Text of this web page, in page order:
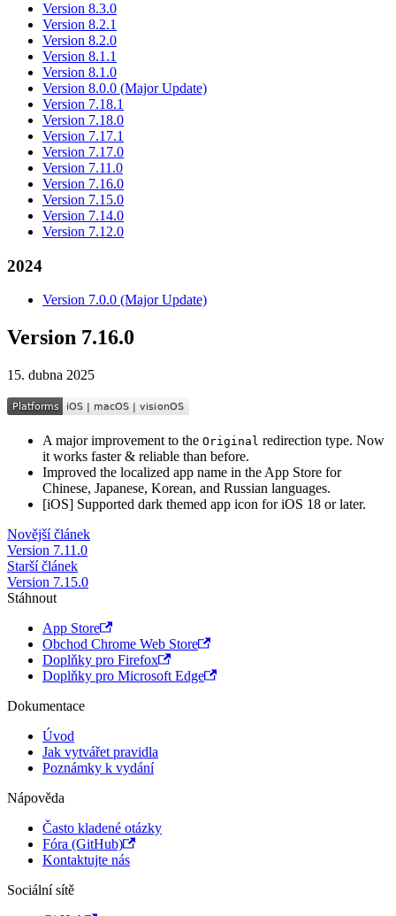
Version 8.3.0
Version 8.2.1
Version 8.2.0
Version 8.1.1
Version 8.1.0
Version 8.0.0 (Major Update)
Version 7.18.1
Version 7.18.0
Version 7.17.1
Version 7.17.0
Version 7.11.0
Version 7.16.0
Version 7.15.0
Version 7.14.0
Version 7.12.0
2024
Version 7.0.0 (Major Update)
Version 7.16.0
15. dubna 2025
A major improvement to the Original redirection type. Now
it works faster & reliable than before.
Improved the localized app name in the App Store for
Chinese, Japanese, Korean, and Russian languages.
[iOS] Supported dark themed app icon for iOS 18 or later.
Novější článek
Version 7.11.0
Starší článek
Version 7.15.0
Stáhnout
App Store
Obchod Chrome Web Store
Doplňky pro Firefox
Doplňky pro Microsoft Edge
Dokumentace
Úvod
Jak vytvářet pravidla
Poznámky k vydání
Nápověda
Často kladené otázky
Fóra (GitHub)
Kontaktujte nás
Sociální sítě